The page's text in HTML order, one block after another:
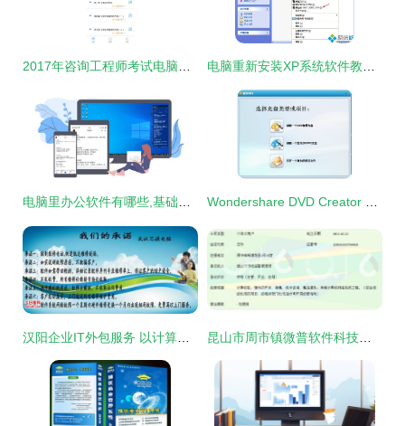
2017年咨询工程师考试电脑版官方软件下载指南 电脑重新安装XP系统软件教程 一步步教你重装Windows XP
电脑里办公软件有哪些,基础的桌面记事提醒类便签必须要有 Wondershare DVD Creator 中文版 v6.5.3 打造个性化光盘的实用工具
汉阳企业IT外包服务 以计算机软件咨询为引擎，驱动数字化高效转型 昆山市周市镇微普软件科技信息中心 专业计算机软件咨询服务解析